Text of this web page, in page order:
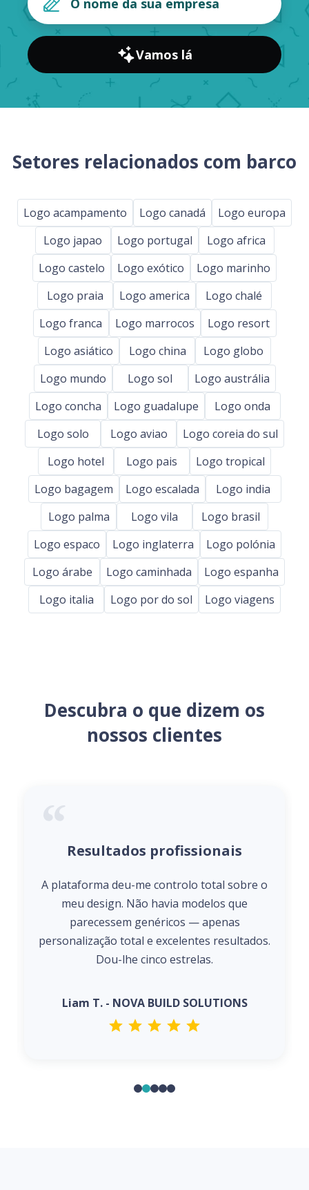
Vamos lá
Setores relacionados com barco
Logo acampamento Logo canadá
Logo europa
Logo japao
Logo portugal
Logo africa
Logo castelo
Logo exótico
Logo marinho
Logo praia
Logo america
Logo chalé
Logo franca
Logo marrocos
Logo resort
Logo asiático
Logo china
Logo globo
Logo mundo
Logo sol
Logo austrália
Logo concha
Logo guadalupe
Logo onda
Logo solo
Logo aviao
Logo coreia do sul
Logo hotel
Logo pais
Logo tropical
Logo bagagem
Logo escalada
Logo india
Logo palma
Logo vila
Logo brasil
Logo espaco
Logo inglaterra
Logo polónia
Logo árabe
Logo caminhada
Logo espanha
Logo italia
Logo por do sol Logo viagens
Descubra o que dizem os
nossos clientes
Resultados profissionais
A plataforma deu-me controlo total sobre o
meu design. Não havia modelos que
parecessem genéricos — apenas
personalização total e excelentes resultados.
Dou-lhe cinco estrelas.
Liam T. - NOVA BUILD SOLUTIONS